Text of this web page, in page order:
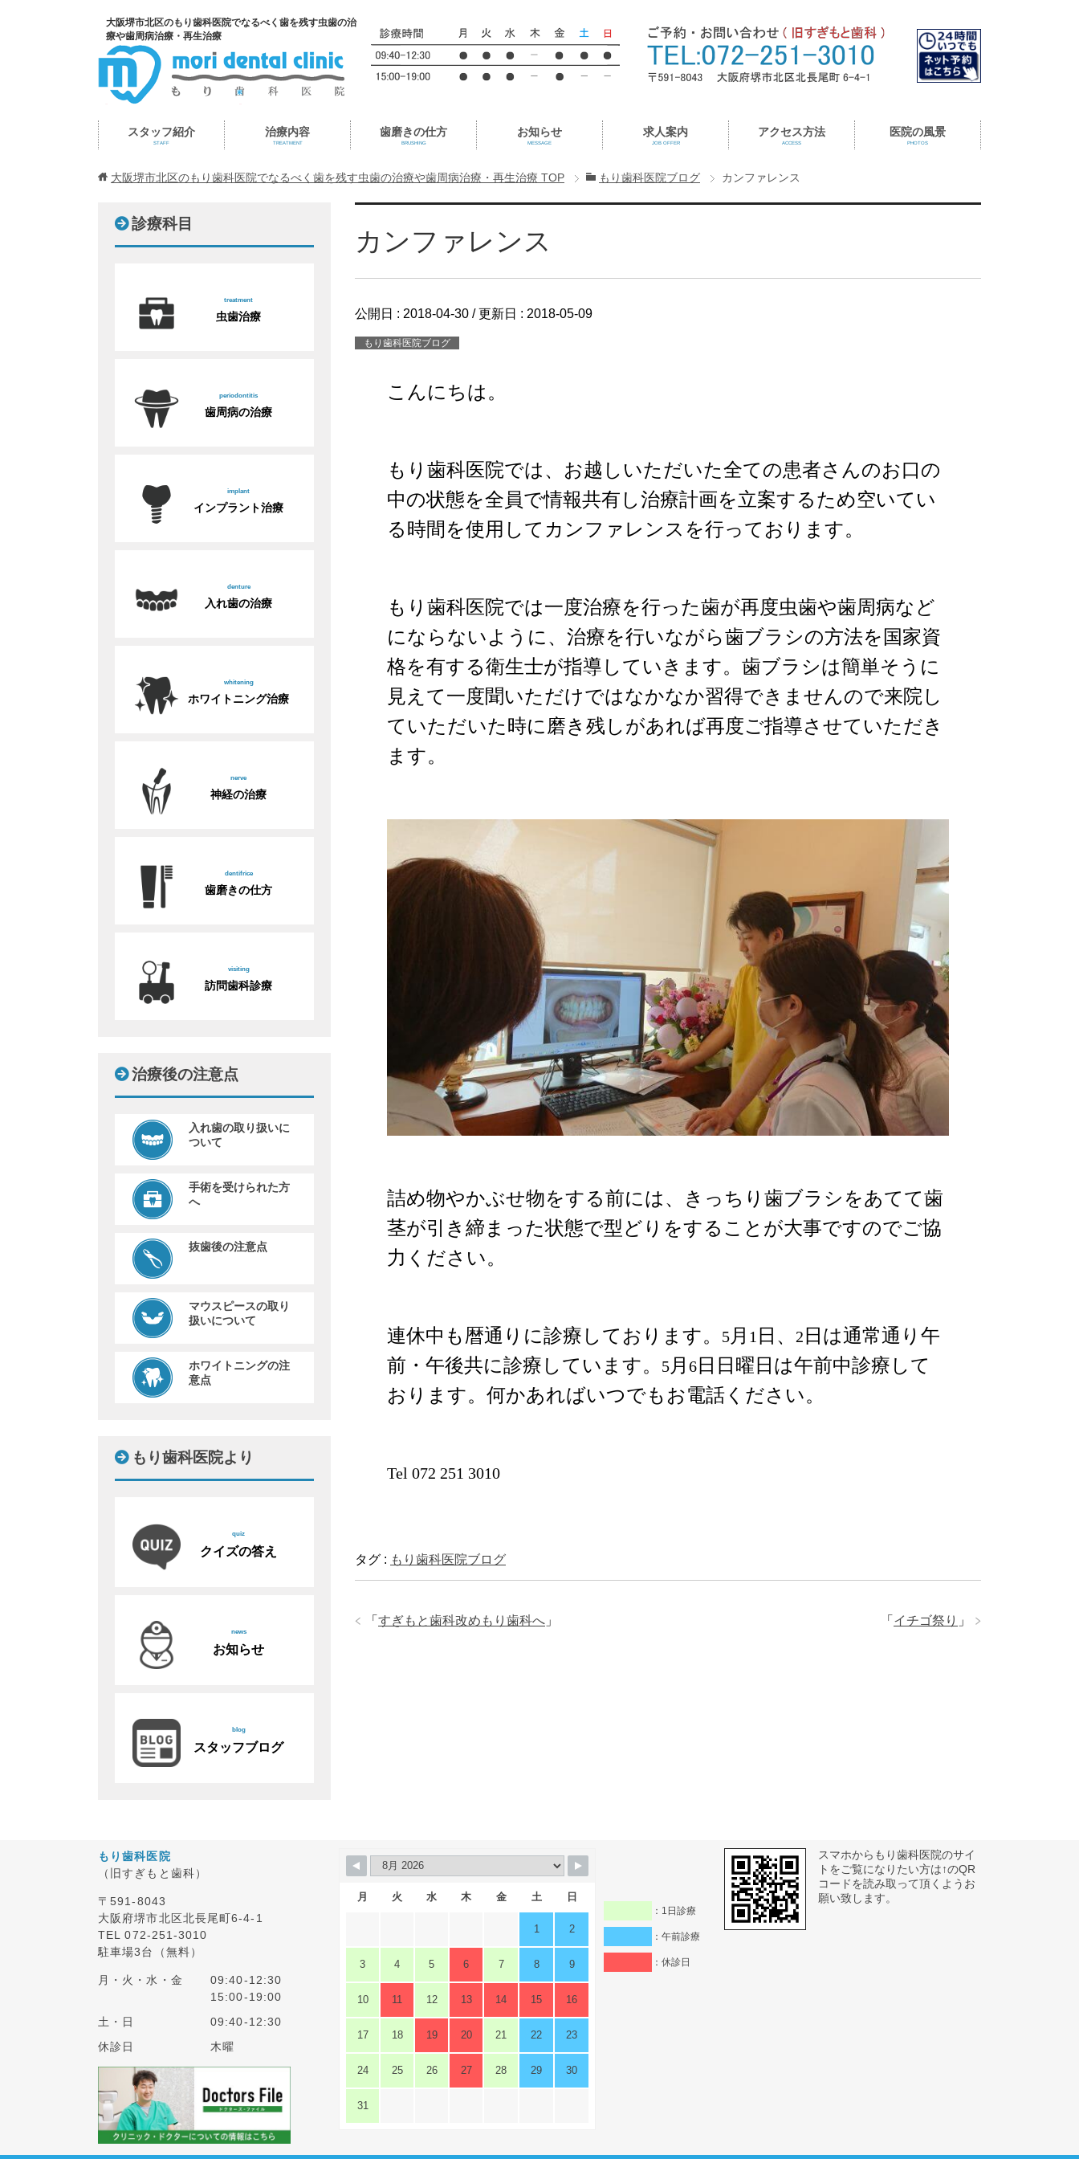
大阪堺市北区のもり歯科医院でなるべく歯を残す虫歯の治
療や歯周病治療・再生治療
スタッフ紹介
STAFF
治療内容
TREATMENT
歯磨きの仕方
BRUSHING
お知らせ
MESSAGE
求人案内
JOB OFFER
アクセス方法
ACCESS
医院の風景
PHOTOS
大阪堺市北区のもり歯科医院でなるべく歯を残す虫歯の治療や歯周病治療・再生治療 TOP もり歯科医院ブログ カンファレンス
カンファレンス
公開日 : 2018-04-30 / 更新日 : 2018-05-09
もり歯科医院ブログ
こんにちは。
もり歯科医院では、お越しいただいた全ての患者さんのお口の
中の状態を全員で情報共有し治療計画を立案するため空いてい
る時間を使用してカンファレンスを行っております。
もり歯科医院では一度治療を行った歯が再度虫歯や歯周病など
にならないように、治療を行いながら歯ブラシの方法を国家資
格を有する衛生士が指導していきます。歯ブラシは簡単そうに
見えて一度聞いただけではなかなか習得できませんので来院し
ていただいた時に磨き残しがあれば再度ご指導させていただき
ます。
詰め物やかぶせ物をする前には、きっちり歯ブラシをあてて歯
茎が引き締まった状態で型どりをすることが大事ですのでご協
力ください。
連休中も暦通りに診療しております。 5 月 1 日、 2 日は通常通り午
前・午後共に診療しています。
5 月 6 日日曜日は午前中診療して
おります。何かあればいつでもお電話ください。
Tel 072 251 3010
タグ : もり歯科医院ブログ
「 イチゴ祭り 」
「 すぎもと歯科改めもり歯科へ 」
診療科目
treatment
虫歯治療
periodontitis
歯周病の治療
implant
インプラント治療
denture
入れ歯の治療
whitening
ホワイトニング治療
nerve
神経の治療
dentifrice
歯磨きの仕方
visiting
訪問歯科診療
治療後の注意点
入れ歯の取り扱いに
ついて
手術を受けられた方
へ
抜歯後の注意点
マウスピースの取り
扱いについて
ホワイトニングの注
意点
もり歯科医院より
quiz
クイズの答え
news
お知らせ
blog
スタッフブログ
もり歯科医院
（旧すぎもと歯科）
〒591-8043
大阪府堺市北区北長尾町6-4-1
TEL 072-251-3010
駐車場3台（無料）
月・火・水・金
09:40-12:30
15:00-19:00
土・日
09:40-12:30
休診日
木曜
月 火 水 木 金 土 日
1 2
3 4 5 6 7 8 9
10 11 12 13 14 15 16
17 18 19 20 21 22 23
24 25 26 27 28 29 30
31
：1日診療
：午前診療
：休診日
スマホからもり歯科医院のサイ
トをご覧になりたい方は↑のQR
コードを読み取って頂くようお
願い致します。